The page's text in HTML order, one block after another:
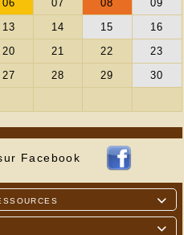
sur Facebook

